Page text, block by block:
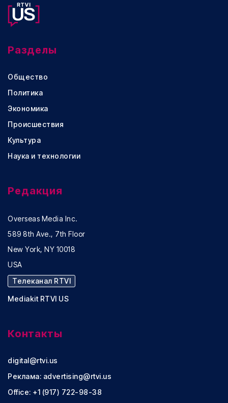
Разделы
Общество
Политика
Экономика
Происшествия
Культура
Наука и технологии
Редакция
Overseas Media Inc.
589 8th Ave., 7th Floor
New York, NY 10018
USA
Телеканал RTVI
Mediakit RTVI US
Контакты
digital@rtvi.us
Реклама: advertising@rtvi.us
Office: +1 (917) 722-98-38